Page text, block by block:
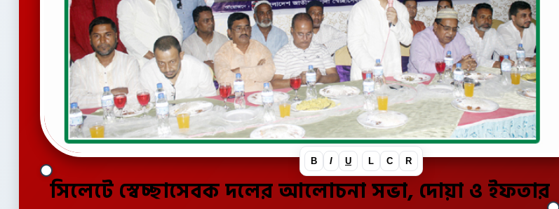
সিলেটে স্বেচ্ছাসেবক দলের আলোচনা সভা, দোয়া ও ইফতার
B I U L C R